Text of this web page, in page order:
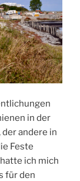
in der
, der andere in
Feste
ich mich
für den